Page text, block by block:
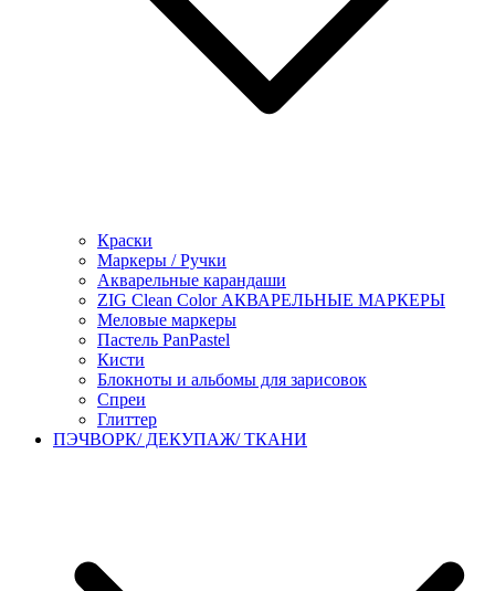
Краски
Маркеры / Ручки
Акварельные карандаши
ZIG Clean Color АКВАРЕЛЬНЫЕ МАРКЕРЫ
Меловые маркеры
Пастель PanPastel
Кисти
Блокноты и альбомы для зарисовок
Спреи
Глиттер
ПЭЧВОРК/ ДЕКУПАЖ/ ТКАНИ